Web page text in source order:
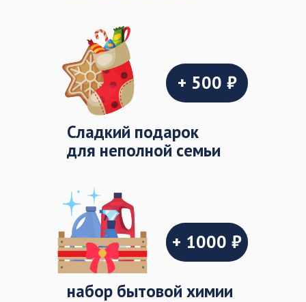
Cладкий подарок
для неполной семьи
+ 500 ₽
набор бытовой химии
+ 1000 ₽